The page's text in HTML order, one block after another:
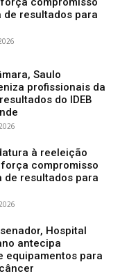
de resultados para
Saulo
profissionais da
do IDEB
à reeleição
compromisso
de resultados para
Hospital
antecipa
equipamentos para